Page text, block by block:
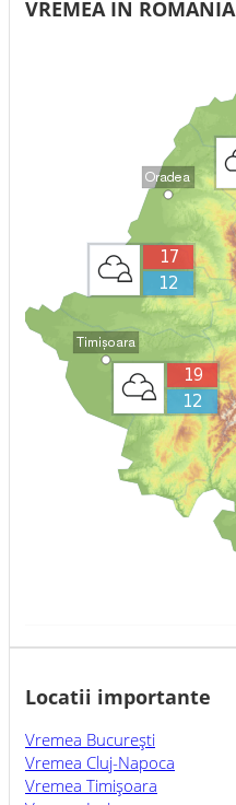
VREMEA IN ROMANIA
Locatii importante
Vremea Bucureşti
Vremea Cluj-Napoca
Vremea Timişoara